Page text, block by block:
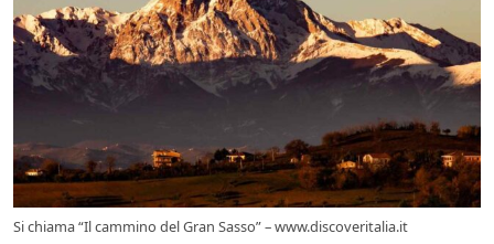
Si chiama “Il cammino del Gran Sasso” – www.discoveritalia.it